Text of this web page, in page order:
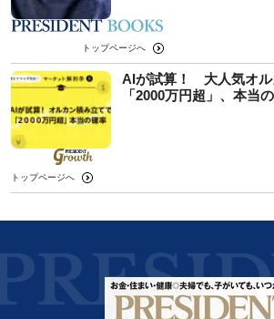
トップページへ
AIが試算！ 大人気オル
「2000万円超」、本当
トップページへ